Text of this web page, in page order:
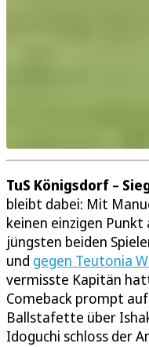
TuS Königsdorf –
bleibt dabei: Mit
keinen einzigen Punkt
jüngsten beiden
und gegen Teutonia
vermisste Kapitän
Comeback prompt
Ballstafette über
Idoguchi schloss der